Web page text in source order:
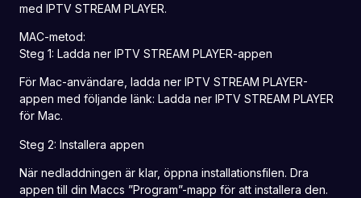
med IPTV STREAM PLAYER.
MAC-metod:
Steg 1: Ladda ner IPTV STREAM PLAYER-appen
För Mac-användare, ladda ner IPTV STREAM PLAYER-
appen med följande länk: Ladda ner IPTV STREAM PLAYER
för Mac.
Steg 2: Installera appen
När nedladdningen är klar, öppna installationsfilen. Dra
appen till din Maccs ”Program”-mapp för att installera den.